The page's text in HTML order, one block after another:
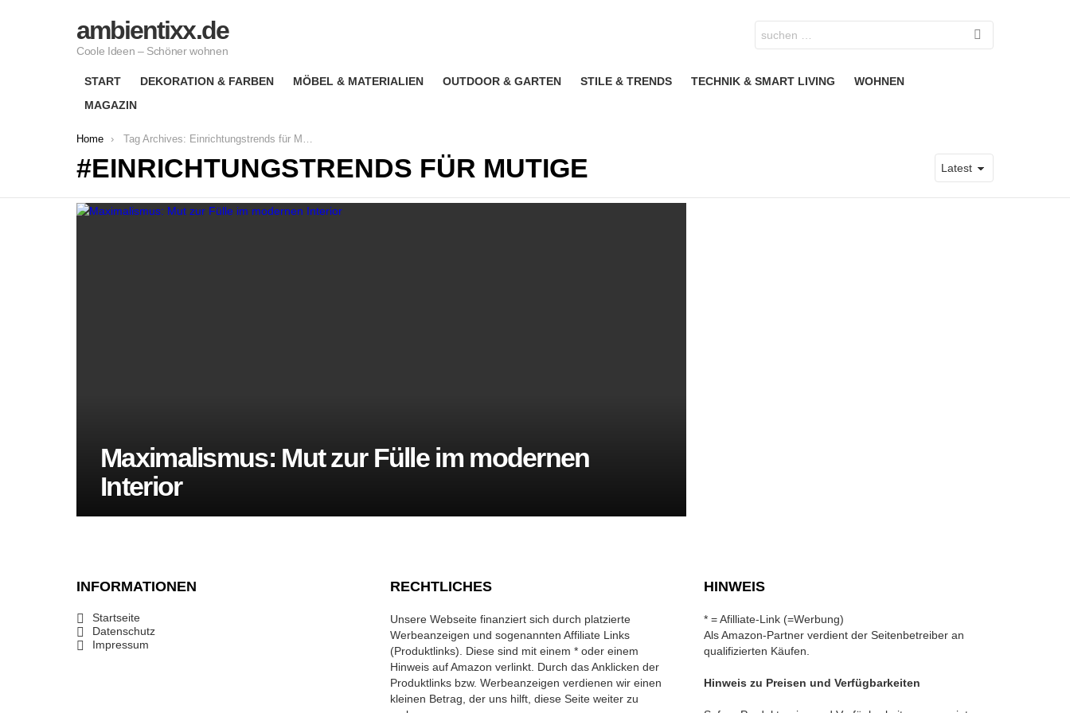
ambientixx.de
Coole Ideen – Schöner wohnen
for:
START DEKORATION & FARBEN MÖBEL & MATERIALIEN OUTDOOR & GARTEN STILE & TRENDS TECHNIK & SMART LIVING
WOHNEN
MAGAZIN
You are here:
Home Tag Archives: Einrichtungstrends für Mutige
EINRICHTUNGSTRENDS FÜR MUTIGE
LATEST
Maximalismus: Mut zur Fülle im modernen
Interior
INFORMATIONEN
Startseite
Datenschutz
Impressum
RECHTLICHES
Unsere Webseite finanziert sich durch platzierte
Werbeanzeigen und sogenannten Affiliate Links
(Produktlinks). Diese sind mit einem * oder einem
Hinweis auf Amazon verlinkt. Durch das Anklicken der
Produktlinks bzw. Werbeanzeigen verdienen wir einen
kleinen Betrag, der uns hilft, diese Seite weiter zu
HINWEIS
* = Afilliate-Link (=Werbung)
Als Amazon-Partner verdient der Seitenbetreiber an
qualifizierten Käufen.
Hinweis zu Preisen und Verfügbarkeiten